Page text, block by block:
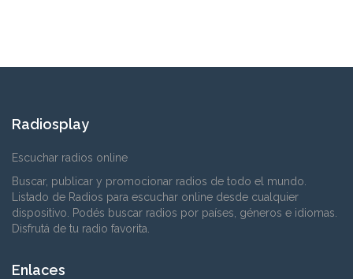
Radiosplay
Escuchar radios online
Buscar, publicar y promocionar radios de todo el mundo.
Listado de Radios para escuchar online desde cualquier
dispositivo. Podés buscar radios por países, géneros e idiomas.
Disfrutá de tu radio favorita.
Enlaces